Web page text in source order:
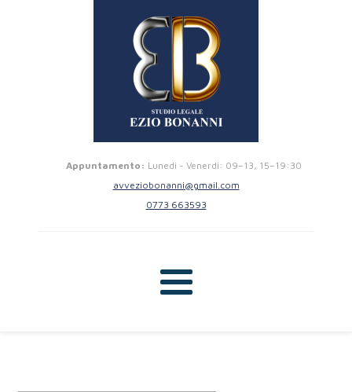
Appuntamento: Lunedi - Venerdi: 09–13, 15–19:30
avveziobonanni@gmail.com
0773 663593